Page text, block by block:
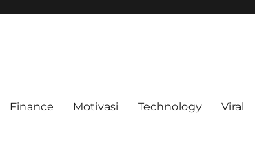
Finance Motivasi Technology Viral